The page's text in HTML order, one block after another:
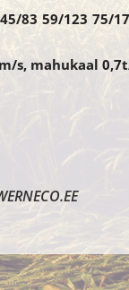
45/83 59/123 75/
mahukaal